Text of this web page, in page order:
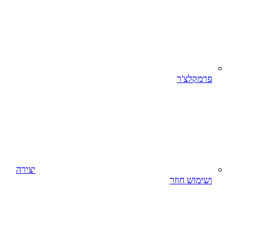
פרמקלצ'ר
יצירה
ושימוש חוזר